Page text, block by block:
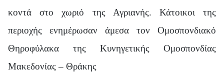
κοντά στο χωριό της Αγριανής. Κάτοικοι της
περιοχής ενημέρωσαν άμεσα τον Ομοσπονδιακό
Θηροφύλακα της Κυνηγετικής Ομοσπονδίας
Μακεδονίας – Θράκης